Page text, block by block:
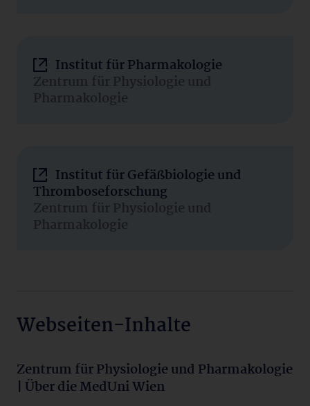
Institut für Pharmakologie
Zentrum für Physiologie und
Pharmakologie
Institut für Gefäßbiologie und
Thromboseforschung
Zentrum für Physiologie und
Pharmakologie
Webseiten-Inhalte
Zentrum für Physiologie und Pharmakologie
| Über die MedUni Wien